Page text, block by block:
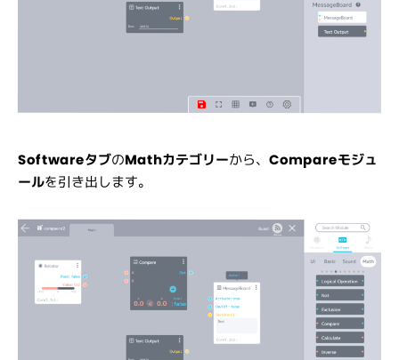
SoftwareタブのMathカテゴリーから、Compareモジュ
ールを引き出します。